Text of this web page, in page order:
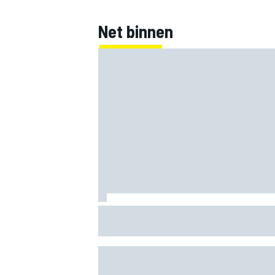
Net binnen